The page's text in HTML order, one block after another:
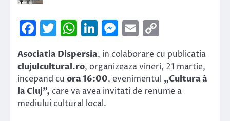
Facebook
Twitter
WhatsApp
LinkedIn
Messenger
Email
Link
Asociatia Dispersia, in colaborare cu publicatia
clujulcultural.ro, organizeaza vineri, 21 martie,
incepand cu ora 16:00, evenimentul „Cultura à
la Cluj”, care va avea invitati de renume a
mediului cultural local.